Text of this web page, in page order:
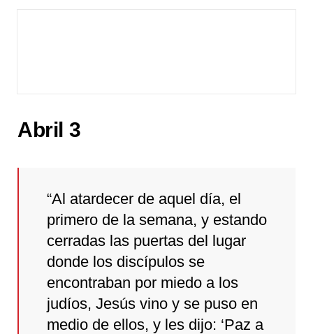
Abril 3
“Al atardecer de aquel día, el
primero de la semana, y estando
cerradas las puertas del lugar
donde los discípulos se
encontraban por miedo a los
judíos, Jesús vino y se puso en
medio de ellos, y les dijo: ‘Paz a